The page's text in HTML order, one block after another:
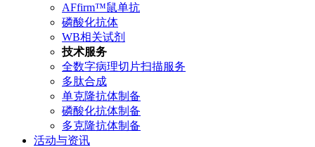
AFfirm™鼠单抗
磷酸化抗体
WB相关试剂
技术服务
全数字病理切片扫描服务
多肽合成
单克隆抗体制备
磷酸化抗体制备
多克隆抗体制备
活动与资讯